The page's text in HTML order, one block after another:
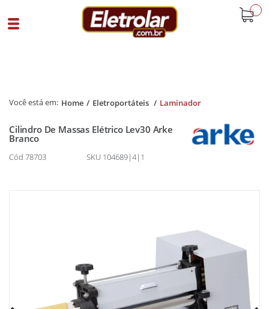
Home Eletroportáteis Laminador
Cilindro De Massas Elétrico Lev30 Arke
Branco
Cód 78703 SKU 104689|4|1